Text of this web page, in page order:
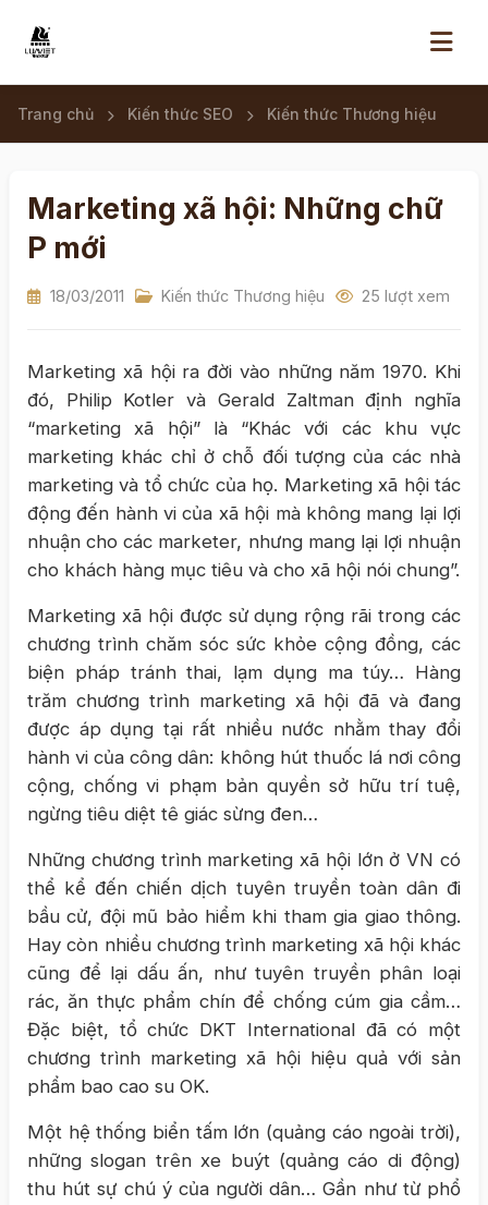
Trang chủ Kiến thức SEO Kiến thức Thương hiệu
Marketing xã hội: Những chữ
P mới
18/03/2011 Kiến thức Thương hiệu 25 lượt xem
Marketing xã hội ra đời vào những năm 1970. Khi
đó, Philip Kotler và Gerald Zaltman định nghĩa
“marketing xã hội” là “Khác với các khu vực
marketing khác chỉ ở chỗ đối tượng của các nhà
marketing và tổ chức của họ. Marketing xã hội tác
động đến hành vi của xã hội mà không mang lại lợi
nhuận cho các marketer, nhưng mang lại lợi nhuận
cho khách hàng mục tiêu và cho xã hội nói chung”.
Marketing xã hội được sử dụng rộng rãi trong các
chương trình chăm sóc sức khỏe cộng đồng, các
biện pháp tránh thai, lạm dụng ma túy… Hàng
trăm chương trình marketing xã hội đã và đang
được áp dụng tại rất nhiều nước nhằm thay đổi
hành vi của công dân: không hút thuốc lá nơi công
cộng, chống vi phạm bản quyền sở hữu trí tuệ,
ngừng tiêu diệt tê giác sừng đen…
Những chương trình marketing xã hội lớn ở VN có
thể kể đến chiến dịch tuyên truyền toàn dân đi
bầu cử, đội mũ bảo hiểm khi tham gia giao thông.
Hay còn nhiều chương trình marketing xã hội khác
cũng để lại dấu ấn, như tuyên truyền phân loại
rác, ăn thực phẩm chín để chống cúm gia cầm…
Đặc biệt, tổ chức DKT International đã có một
chương trình marketing xã hội hiệu quả với sản
phẩm bao cao su OK.
Một hệ thống biển tấm lớn (quảng cáo ngoài trời),
những slogan trên xe buýt (quảng cáo di động)
thu hút sự chú ý của người dân… Gần như từ phổ